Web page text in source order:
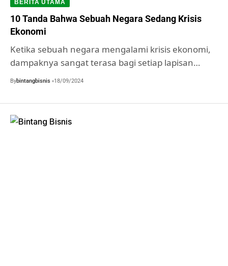
BERITA UTAMA
10 Tanda Bahwa Sebuah Negara Sedang Krisis
Ekonomi
Ketika sebuah negara mengalami krisis ekonomi,
dampaknya sangat terasa bagi setiap lapisan…
Bybintangbisnis 18/09/2024